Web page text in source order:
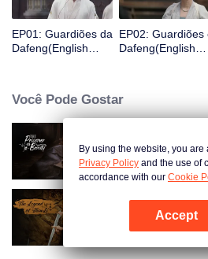
Abra o
EP01: Guardiões da
Dafeng(English
EP02: Guardiões
Dafeng(English
Você Pode Gostar
A Prisioneira da
A Lenda de Shen
By using the website, you
Privacy Policy and the use of
accordance with our Cookie
Accept